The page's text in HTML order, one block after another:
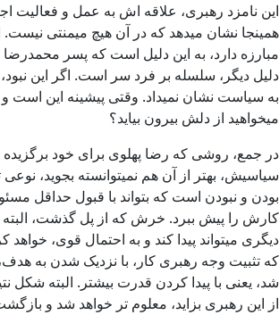
این نامزد رهبری، علاقه اش به عمل و فعالیت
همینجا نشان میدهد که در آن هیچ میمنتی نیست.
مبارزه دارد، به این دلیل است که پسر
دلیل دیگر، سلسله بر فرد سر است. اگر این نبود،
به سیاست نشان نمیداد. وقتی پیشینه این است و
میخواهید از دلش بیرون بیاید؟
در جمع، روشی که رضا پهلوی برای خود برگزیده
سیاسیش، بهتر از آن هم نمیتوانسته بجوید، نوعی
بودن و نبودن است که بتواند با قبول حداقل
کارش را پیش ببرد. خرش که از پل گذشت،
دیگری میتواند پیدا کند و به احتمال قوی،
که تثبیت وجه رهبری کار، با نزدیک شدن به
شد، یعنی با پیدا کردن قدرت بیشتر. البته شکل
از این رهبری بزاید، معلوم تر خواهد شد و